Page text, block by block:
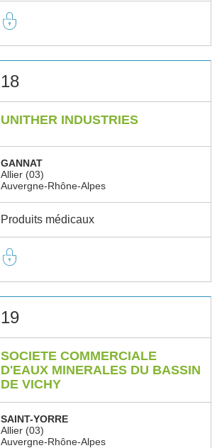
18
UNITHER INDUSTRIES
GANNAT
Allier (03)
Auvergne-Rhône-Alpes
Produits médicaux
19
SOCIETE COMMERCIALE
D'EAUX MINERALES DU BASSIN
DE VICHY
SAINT-YORRE
Allier (03)
Auvergne-Rhône-Alpes